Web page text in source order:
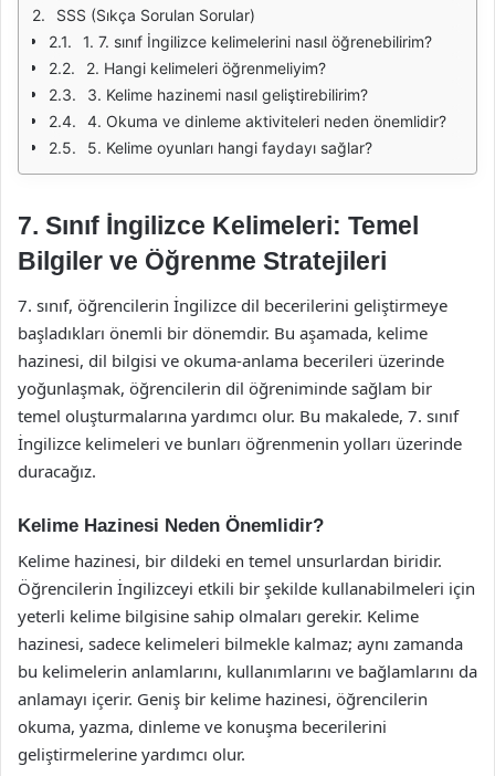
SSS (Sıkça Sorulan Sorular)
1. 7. sınıf İngilizce kelimelerini nasıl öğrenebilirim?
2. Hangi kelimeleri öğrenmeliyim?
3. Kelime hazinemi nasıl geliştirebilirim?
4. Okuma ve dinleme aktiviteleri neden önemlidir?
5. Kelime oyunları hangi faydayı sağlar?
7. Sınıf İngilizce Kelimeleri: Temel
Bilgiler ve Öğrenme Stratejileri
7. sınıf, öğrencilerin İngilizce dil becerilerini geliştirmeye
başladıkları önemli bir dönemdir. Bu aşamada, kelime
hazinesi, dil bilgisi ve okuma-anlama becerileri üzerinde
yoğunlaşmak, öğrencilerin dil öğreniminde sağlam bir
temel oluşturmalarına yardımcı olur. Bu makalede, 7. sınıf
İngilizce kelimeleri ve bunları öğrenmenin yolları üzerinde
duracağız.
Kelime Hazinesi Neden Önemlidir?
Kelime hazinesi, bir dildeki en temel unsurlardan biridir.
Öğrencilerin İngilizceyi etkili bir şekilde kullanabilmeleri için
yeterli kelime bilgisine sahip olmaları gerekir. Kelime
hazinesi, sadece kelimeleri bilmekle kalmaz; aynı zamanda
bu kelimelerin anlamlarını, kullanımlarını ve bağlamlarını da
anlamayı içerir. Geniş bir kelime hazinesi, öğrencilerin
okuma, yazma, dinleme ve konuşma becerilerini
geliştirmelerine yardımcı olur.